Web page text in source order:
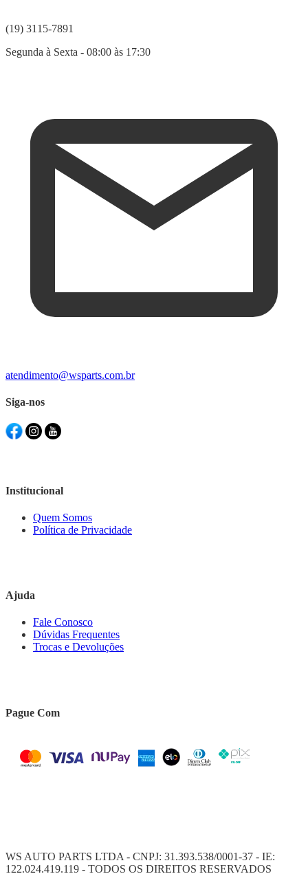
(19) 3115-7891
Segunda à Sexta - 08:00 às 17:30
atendimento@wsparts.com.br
Siga-nos
Institucional
Quem Somos
Política de Privacidade
Ajuda
Fale Conosco
Dúvidas Frequentes
Trocas e Devoluções
Pague Com
WS AUTO PARTS LTDA - CNPJ: 31.393.538/0001-37 - IE:
122.024.419.119 - TODOS OS DIREITOS RESERVADOS